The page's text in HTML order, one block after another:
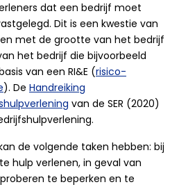
dat een bedrijf moet
Dit is een kwestie van
met de grootte van het bedrijf
het bedrijf die bijvoorbeeld
van een RI&E (risico-
). De Handreiking
van de SER (2020)
de volgende taken hebben: bij
hulp verlenen, in geval van
te beperken en te